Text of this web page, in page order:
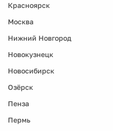
Красноярск
Москва
Нижний Новгород
Новокузнецк
Новосибирск
Озёрск
Пенза
Пермь